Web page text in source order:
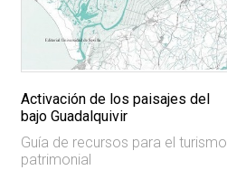
Activación de los paisajes del
bajo Guadalquivir
Guía de recursos para el turismo
patrimonial